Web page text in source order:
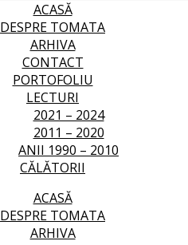
ACASĂ
DESPRE TOMATA
ARHIVA
CONTACT
PORTOFOLIU
LECTURI
2021 – 2024
2011 – 2020
ANII 1990 – 2010
CĂLĂTORII
ACASĂ
DESPRE TOMATA
ARHIVA